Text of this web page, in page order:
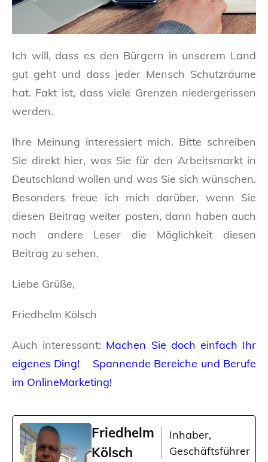
Ich will, dass es den Bürgern in unserem Land
gut geht und dass jeder Mensch Schutzräume
hat. Fakt ist, dass viele Grenzen niedergerissen
werden.
Ihre Meinung interessiert mich. Bitte schreiben
Sie direkt hier, was Sie für den Arbeitsmarkt in
Deutschland wollen und was Sie sich wünschen.
Besonders freue ich mich darüber, wenn Sie
diesen Beitrag weiter posten, dann haben auch
noch andere Leser die Möglichkeit diesen
Beitrag zu sehen.
Liebe Grüße,
Friedhelm Kölsch
Auch interessant: Machen Sie doch einfach Ihr
eigenes Ding!
Spannende Bereiche und Berufe
im OnlineMarketing!
Friedhelm
Kölsch
Inhaber,
Geschäftsführer